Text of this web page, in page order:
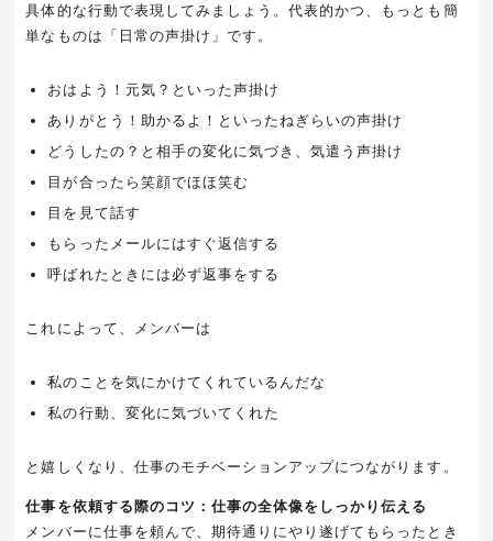
具体的な行動で表現してみましょう。代表的かつ、もっとも簡
単なものは「日常の声掛け」です。
おはよう！元気？といった声掛け
ありがとう！助かるよ！といったねぎらいの声掛け
どうしたの？と相手の変化に気づき、気遣う声掛け
目が合ったら笑顔でほほ笑む
目を見て話す
もらったメールにはすぐ返信する
呼ばれたときには必ず返事をする
これによって、メンバーは
私のことを気にかけてくれているんだな
私の行動、変化に気づいてくれた
と嬉しくなり、仕事のモチベーションアップにつながります。
仕事を依頼する際のコツ：仕事の全体像をしっかり伝える
メンバーに仕事を頼んで、期待通りにやり遂げてもらったとき